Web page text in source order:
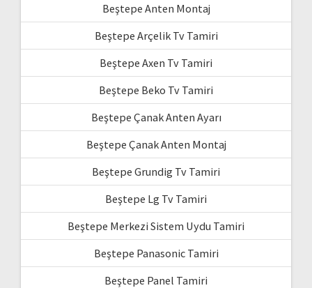
Beştepe Anten Montaj
Beştepe Arçelik Tv Tamiri
Beştepe Axen Tv Tamiri
Beştepe Beko Tv Tamiri
Beştepe Çanak Anten Ayarı
Beştepe Çanak Anten Montaj
Beştepe Grundig Tv Tamiri
Beştepe Lg Tv Tamiri
Beştepe Merkezi Sistem Uydu Tamiri
Beştepe Panasonic Tamiri
Beştepe Panel Tamiri